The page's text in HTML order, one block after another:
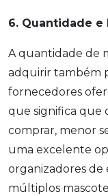
6. Quantidade e
A quantidade de
adquirir também
fornecedores
que significa que
comprar, menor
uma excelente
organizadores
múltiplos